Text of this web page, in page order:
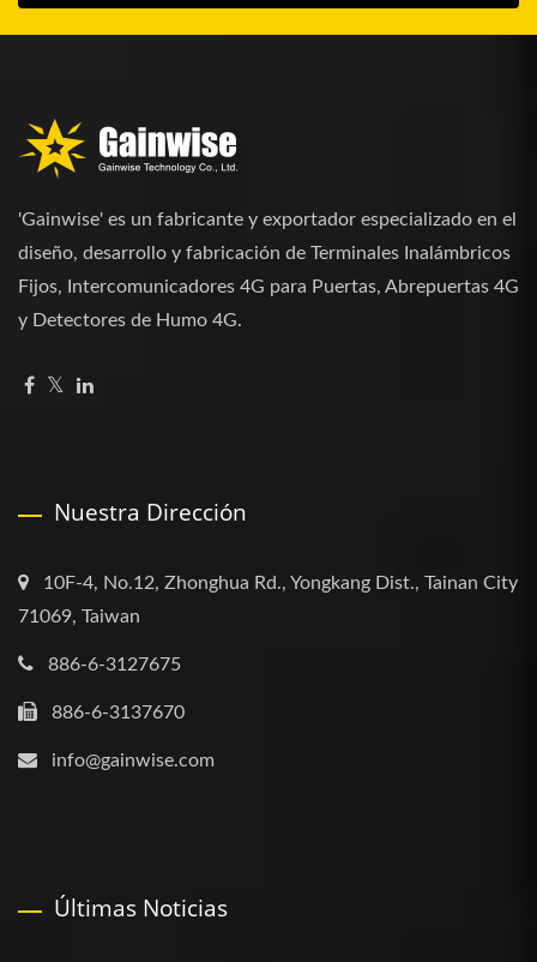
'Gainwise' es un fabricante y exportador especializado en el
diseño, desarrollo y fabricación de Terminales Inalámbricos
Fijos, Intercomunicadores 4G para Puertas, Abrepuertas 4G
y Detectores de Humo 4G.
Nuestra Dirección
10F-4, No.12, Zhonghua Rd., Yongkang Dist., Tainan City
71069, Taiwan
886-6-3127675
886-6-3137670
info@gainwise.com
Últimas Noticias